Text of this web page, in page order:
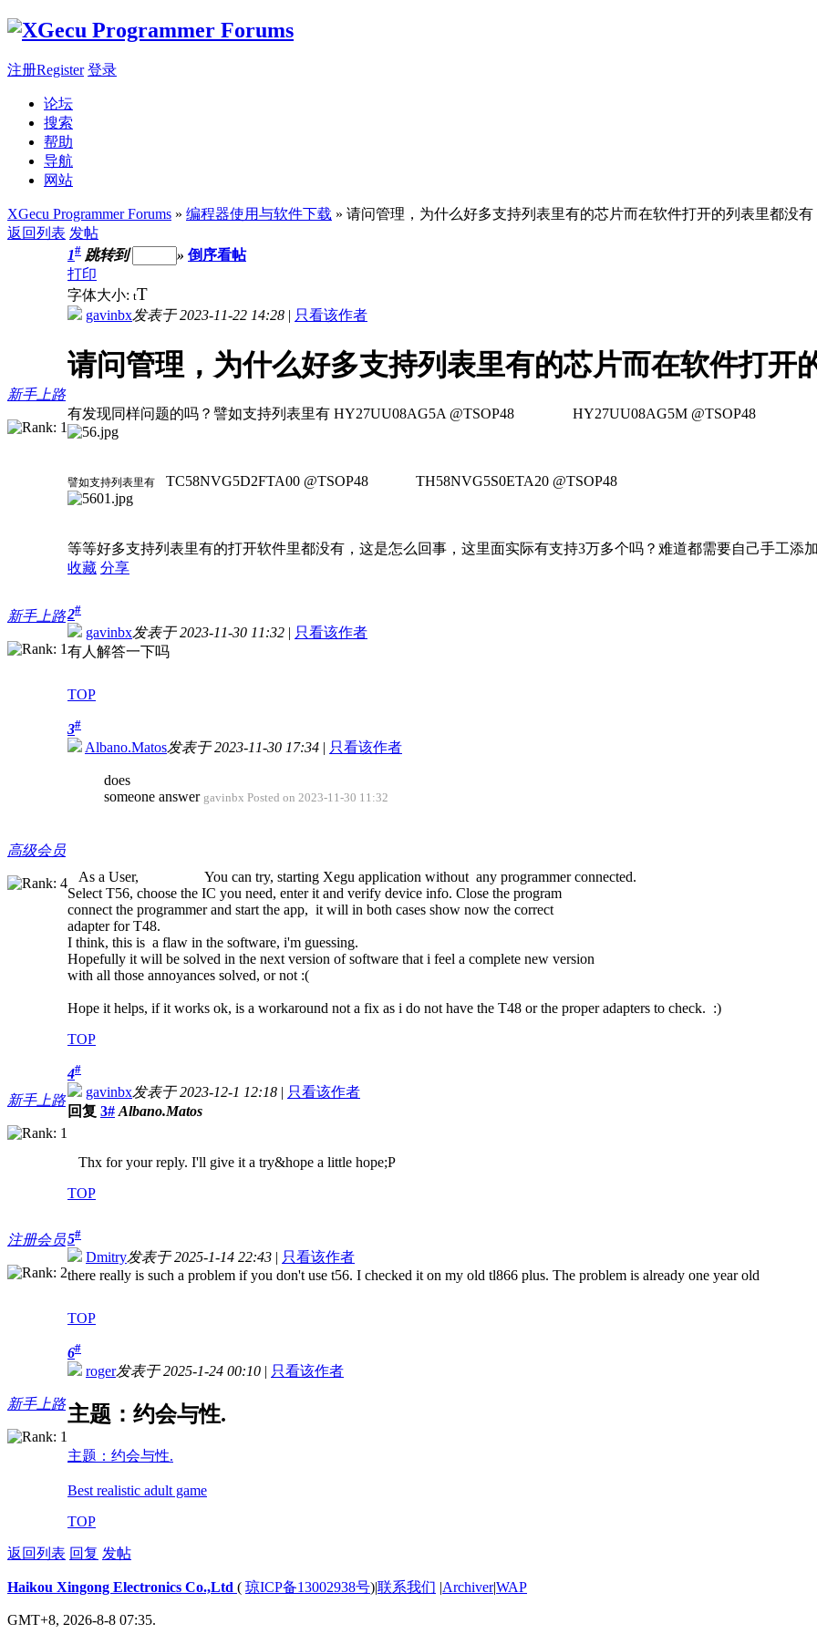
注册Register 登录
论坛
搜索
帮助
导航
网站
XGecu Programmer Forums » 编程器使用与软件下载 » 请问管理，为什么好多支持列表里有的芯片而在软件打开的列表里都没有
返回列表 发帖
新手上路
1# 跳转到 » 倒序看帖
打印
字体大小: tT
gavinbx发表于 2023-11-22 14:28 | 只看该作者
请问管理，为什么好多支持列表里有的芯片而在软件打开
有发现同样问题的吗？譬如支持列表里有 HY27UU08AG5A @TSOP48 HY27UU08AG5M @TSOP48
譬如支持列表里有 TC58NVG5D2FTA00 @TSOP48 TH58NVG5S0ETA20 @TSOP48
等等好多支持列表里有的打开软件里都没有，这是怎么回事，这里面实际有支持3万多个吗？难道都需要自己手工添
收藏 分享
新手上路2#
gavinbx发表于 2023-11-30 11:32 | 只看该作者
有人解答一下吗
TOP
高级会员
3#
Albano.Matos发表于 2023-11-30 17:34 | 只看该作者
does
someone answer gavinbx Posted on 2023-11-30 11:32
As a User, You can try, starting Xegu application without any programmer connected.
Select T56, choose the IC you need, enter it and verify device info. Close the program
connect the programmer and start the app, it will in both cases show now the correct
adapter for T48.
I think, this is a flaw in the software, i'm guessing.
Hopefully it will be solved in the next version of software that i feel a complete new version
with all those annoyances solved, or not :(
Hope it helps, if it works ok, is a workaround not a fix as i do not have the T48 or the proper adapters to check. :)
TOP
新手上路
4#
gavinbx发表于 2023-12-1 12:18 | 只看该作者
回复 3# Albano.Matos
Thx for your reply. I'll give it a try&hope a little hope;P
TOP
注册会员5#
Dmitry发表于 2025-1-14 22:43 | 只看该作者
there really is such a problem if you don't use t56. I checked it on my old tl866 plus. The problem is already one year old
TOP
新手上路
6#
roger发表于 2025-1-24 00:10 | 只看该作者
主题：约会与性.
主题：约会与性.
Best realistic adult game
TOP
返回列表 回复 发帖
Haikou Xingong Electronics Co.,Ltd ( 琼ICP备13002938号)|联系我们 |Archiver|WAP
GMT+8, 2026-8-8 07:35.